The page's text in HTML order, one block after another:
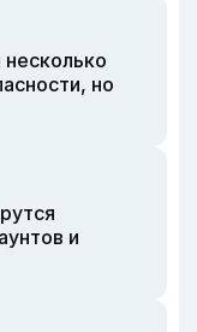
но
и